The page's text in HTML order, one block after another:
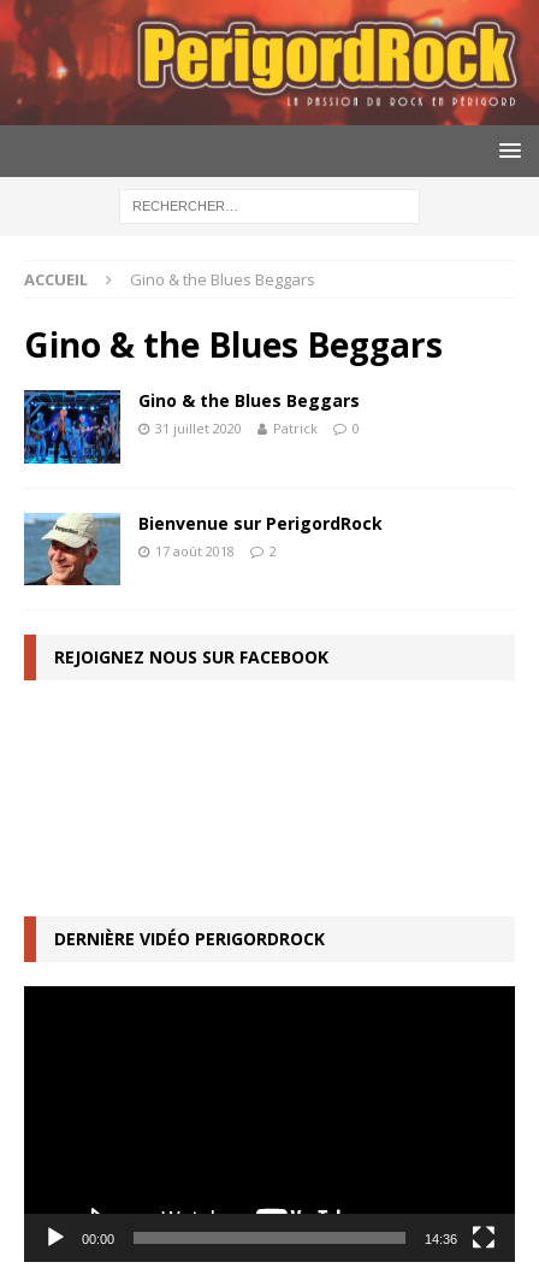
ACCUEIL Gino & the Blues Beggars
Gino & the Blues Beggars
Gino & the Blues Beggars
31 juillet 2020 Patrick 0
Bienvenue sur PerigordRock
17 août 2018 2
REJOIGNEZ NOUS SUR FACEBOOK
DERNIÈRE VIDÉO PERIGORDROCK
00:00 14:36